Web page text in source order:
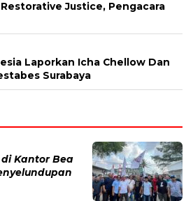
Justice, Pengacara
Laporkan Icha Chellow Dan
Surabaya
Kantor Bea